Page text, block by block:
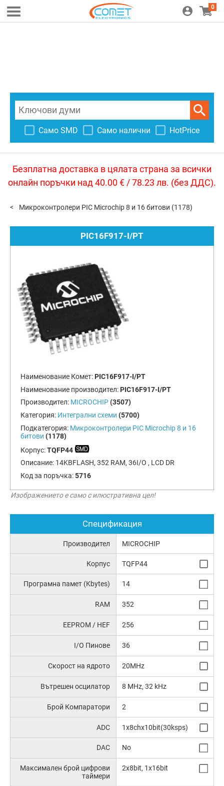
0
Само SMD Само налични HotPrice
Безплатна доставка в цялата страна за всички
онлайн поръчки над 40.00 € / 78.23 лв. (без ДДС).
Микроконтролери PIC Microchip 8 и 16 битови (1178)
PIC16F917-I/PT
Наименование Комет: PIC16F917-I/PT
Наименование производител: PIC16F917-I/PT
Производител: MICROCHIP (3507)
Категория: Интегрални схеми (5700)
Подкатегория: Микроконтролери PIC Microchip 8 и 16
битови (1178)
Корпус:TQFP44
Описание: 14KBFLASH, 352 RAM, 36I/O , LCD DR
Код за поръчка:5716
Изображението е само с илюстративна цел!
Спецификация
Производител MICROCHIP
Корпус TQFP44
Програмна памет (Kbytes) 14
RAM 352
EEPROM / HEF 256
I/O Пинове 36
Скорост на ядрото 20MHz
Вътрешен осцилатор 8 MHz, 32 kHz
Брой Компаратори 2
ADC 1x8chx10bit(30ksps)
DAC No
Максимален брой цифрови
таймери
2x8bit, 1x16bit